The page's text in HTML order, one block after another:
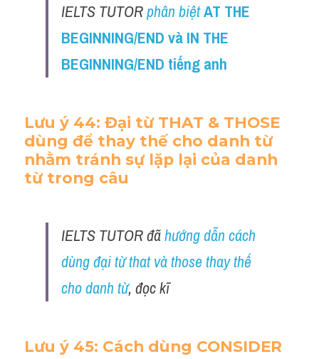
IELTS TUTOR phân biệt AT THE
BEGINNING/END và IN THE
BEGINNING/END tiếng anh
Lưu ý 44: Đại từ THAT & THOSE
dùng để thay thế cho danh từ
nhằm tránh sự lặp lại của danh
từ trong câu
IELTS TUTOR đã hướng dẫn cách
dùng đại từ that và those thay thế
cho danh từ, đọc kĩ
Lưu ý 45: Cách dùng CONSIDER